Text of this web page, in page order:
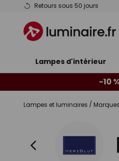
Retours sous 50 jours
Allez
contenu
Lampes d'intérieur
-10
Lampes et luminaires Marques